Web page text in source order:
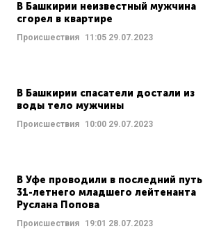
В Башкирии неизвестный мужчина
сгорел в квартире
Происшествия 11:05 29.07.2023
В Башкирии спасатели достали из
воды тело мужчины
Происшествия 10:00 29.07.2023
В Уфе проводили в последний путь
31-летнего младшего лейтенанта
Руслана Попова
Происшествия 19:01 28.07.2023